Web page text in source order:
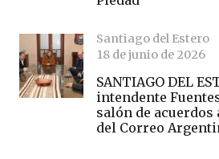
Santiago del Estero
18 de junio de 2026
SANTIAGO DEL
intendente
salón de acuerdos
del Correo